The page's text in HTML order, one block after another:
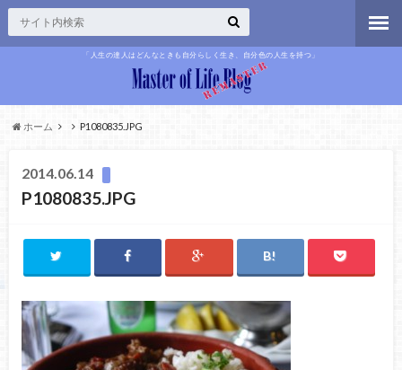
「人生の達人はどんなときも自分らしく生き、自分色の人生を持つ」
ホーム P1080835.JPG
2014.06.14
P1080835.JPG